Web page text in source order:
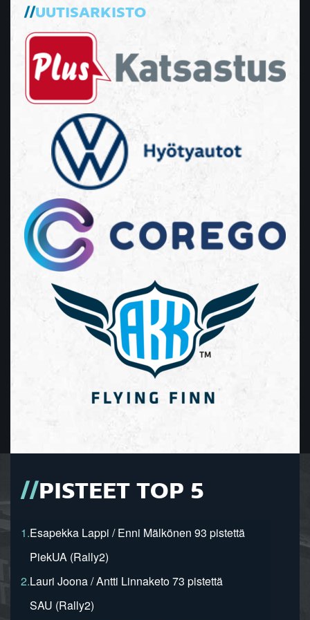
UUTISARKISTO
PISTEET TOP 5
1.Esapekka Lappi / Enni Mälkönen 93 pistettä
PiekUA (Rally2)
2.Lauri Joona / Antti Linnaketo 73 pistettä
SAU (Rally2)